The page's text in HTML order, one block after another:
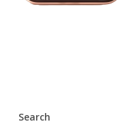
Search